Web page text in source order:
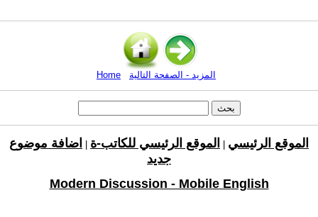
Home المزيد - الصفحة التالية
الموقع الرئيسي الموقع الرئيسي للكاتب-ة
اضافة موضوع
جديد
Modern Discussion - Mobile English